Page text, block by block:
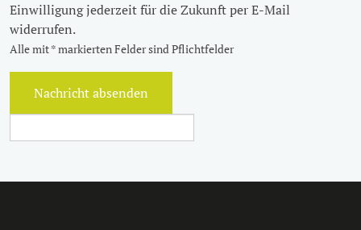
Einwilligung jederzeit für die Zukunft per E-Mail
widerrufen.
Alle mit * markierten Felder sind Pflichtfelder
Nachricht absenden